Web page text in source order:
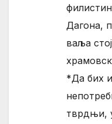
Дагона,
ваља
*Да бих
тврдњи,